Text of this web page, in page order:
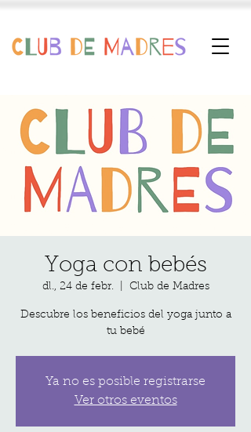
Yoga con bebés
dl., 24 de febr. Club de Madres
Descubre los beneficios del yoga junto a
tu bebé
Ya no es posible registrarse
Ver otros eventos